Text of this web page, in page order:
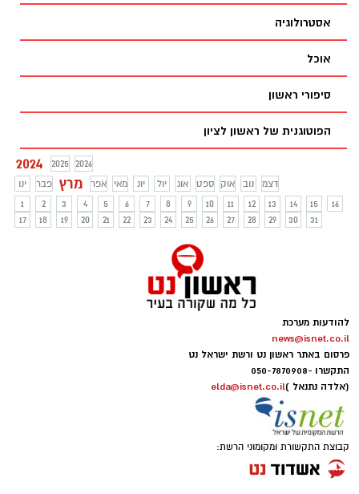
אסטרולוגיה
אוכל
סיפורי ראשון
הפוטוגנית של ראשון לציון
2024 2025
2026
ינו
פבר מרץ אפר מאי יונ יול אוג ספט אוק נוב
דצמ
1
2 3 4 5 6 7 8 9 10 11 12 13 14 15
16
17
18 19 20 21 22 23 24 25 26 27 28 29 30 31
להודעות מערכת
news@isnet.co.il
פרסום באתר ראשון נט ורשת ישראל נט
התקשרו -050-7870908
(אלדה נתנאל )elda@isnet.co.il
קבוצת התקשורת ומקומוני הרשת: